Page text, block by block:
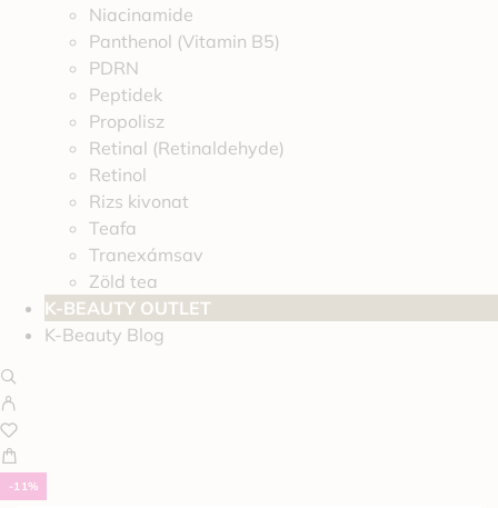
Niacinamide
Panthenol (Vitamin B5)
PDRN
Peptidek
Propolisz
Retinal (Retinaldehyde)
Retinol
Rizs kivonat
Teafa
Tranexámsav
Zöld tea
K-BEAUTY OUTLET
K-Beauty Blog
-11%